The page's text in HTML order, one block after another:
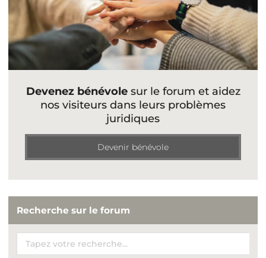
Devenez bénévolesur le forum et aidez
nos visiteurs dans leurs problèmes
juridiques
Devenir bénévole
Recherche sur le forum